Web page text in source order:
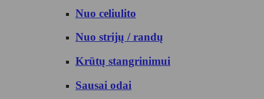
Nuo celiulito
Nuo strijų / randų
Krūtų stangrinimui
Sausai odai